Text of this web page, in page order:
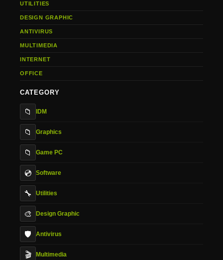
UTILITIES
DESIGN GRAPHIC
ANTIVIRUS
MULTIMEDIA
INTERNET
OFFICE
CATEGORY
📁 IDM
📁 Graphics
📁 Game PC
💿 Software
🔧 Utilities
🎨 Design Graphic
🛡️ Antivirus
🎬 Multimedia